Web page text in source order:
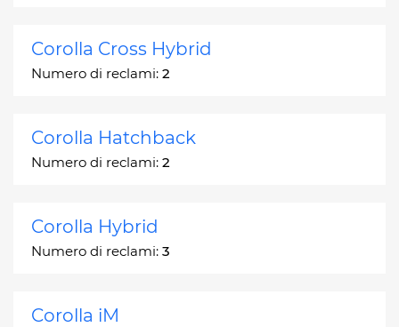
Corolla Cross Hybrid
Numero di reclami: 2
Corolla Hatchback
Numero di reclami: 2
Corolla Hybrid
Numero di reclami: 3
Corolla iM